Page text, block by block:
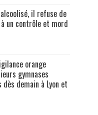
il refuse de
un contrôle et mord
orange
gymnases
demain à Lyon et